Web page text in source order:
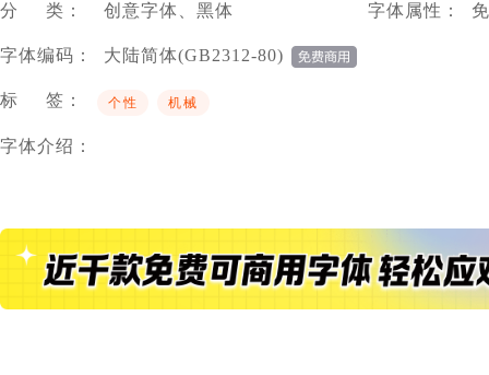
分 类： 创意字体、黑体 字体属性：
字体编码： 大陆简体(GB2312-80)
标 签： 个性 机械
字体介绍：